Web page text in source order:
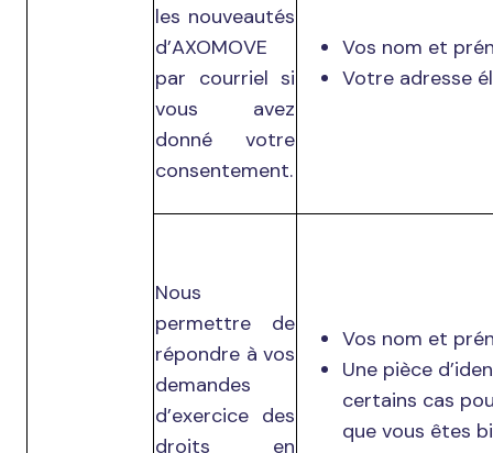
les nouveautés
d’AXOMOVE
par courriel si
vous avez
donné votre
consentement.
Vos nom et
Votre adresse
Nous
permettre de
répondre à vos
demandes
d’exercice des
droits en
Vos nom et
Une pièce
certains cas
que vous êtes